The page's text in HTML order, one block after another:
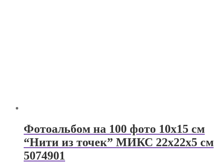
Фотоальбом на 100 фото 10х15 см
“Нити из точек” МИКС 22х22х5 см
5074901